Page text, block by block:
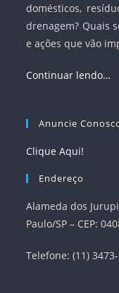
domésticos,
drenagem? Quais
e ações que vão
Continuar lendo…
Anuncie
Clique Aqui!
Endereço
Alameda dos
Paulo/SP – CEP:
Telefone: (11)